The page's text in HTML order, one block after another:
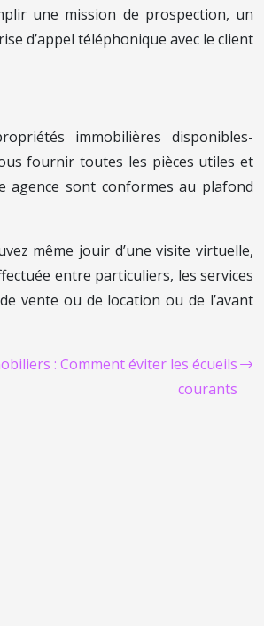
une mission de prospection, un
d’appel téléphonique avec le client
immobilières disponibles-
fournir toutes les pièces utiles et
agence sont conformes au plafond
même jouir d’une visite virtuelle,
entre particuliers, les services
vente ou de location ou de l’avant
: Comment éviter les écueils
courants